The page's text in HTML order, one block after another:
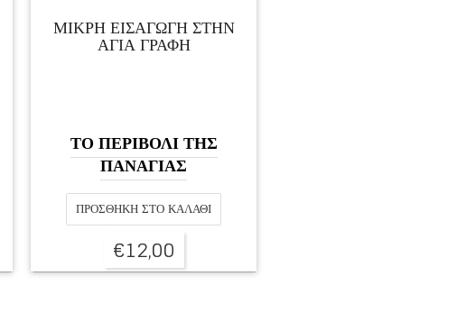
ΜΙΚΡΗ ΕΙΣΑΓΩΓΗ ΣΤΗΝ
ΑΓΙΑ ΓΡΑΦΗ
ΤΟ ΠΕΡΙΒΟΛΙ ΤΗΣ
ΠΑΝΑΓΙΑΣ
ΠΡΟΣΘΉΚΗ ΣΤΟ ΚΑΛΆΘΙ
€12,00